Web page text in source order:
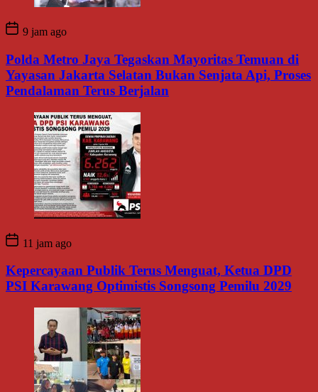
9 jam ago
Polda Metro Jaya Tegaskan Mayoritas Temuan di
Yayasan Jakarta Selatan Bukan Senjata Api, Proses
Pendalaman Terus Berjalan
11 jam ago
Kepercayaan Publik Terus Menguat, Ketua DPD
PSI Karawang Optimistis Songsong Pemilu 2029